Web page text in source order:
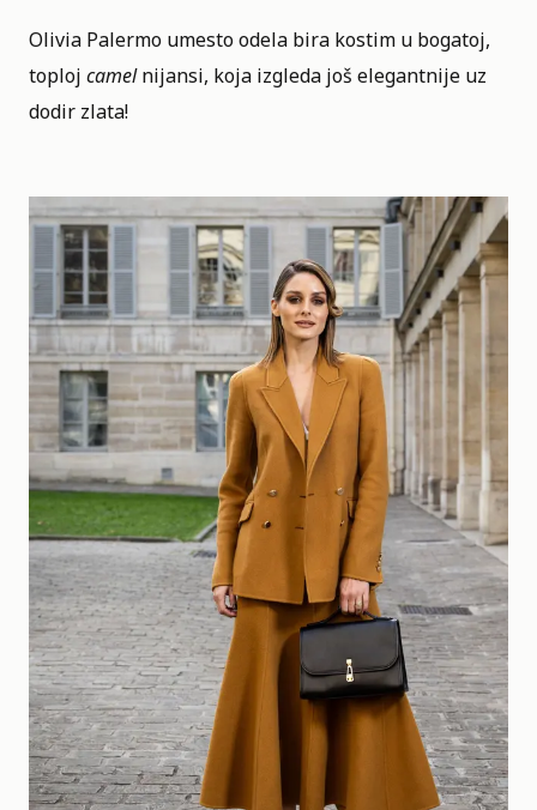
Olivia Palermo umesto odela bira kostim u bogatoj,
toploj camelnijansi, koja izgleda još elegantnije uz
dodir zlata!